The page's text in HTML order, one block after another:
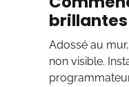
brillantes
Adossé au
non visible.